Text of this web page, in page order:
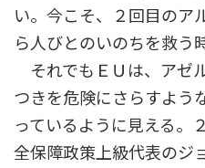
い。今こそ、２回目のア
ら人びとのいのちを救う
それでもＥＵは、アゼ
つきを危険にさらすよう
っているように見える。
全保障政策上級代表のジ